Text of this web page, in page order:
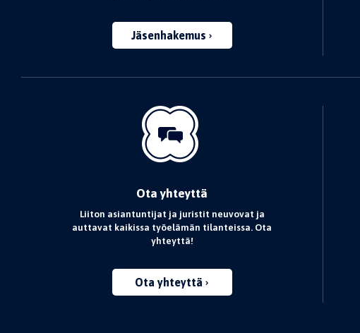
Jäsenhakemus
Ota yhteyttä
Liiton asiantuntijat ja juristit neuvovat ja
auttavat kaikissa työelämän tilanteissa. Ota
yhteyttä!
Ota yhteyttä